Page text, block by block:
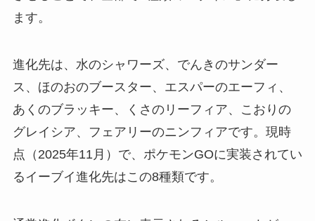
ます。
進化先は、水のシャワーズ、でんきのサンダー
ス、ほのおのブースター、エスパーのエーフィ、
あくのブラッキー、くさのリーフィア、こおりの
グレイシア、フェアリーのニンフィアです。現時
点（2025年11月）で、ポケモンGOに実装されてい
るイーブイ進化先はこの8種類です。